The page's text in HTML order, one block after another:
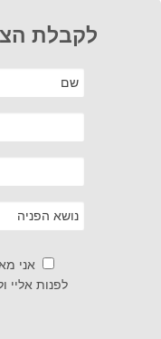
לקבלת
אני
לפנות אליי